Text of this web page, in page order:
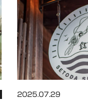
2025.07.29